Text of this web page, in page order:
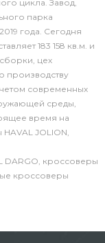
цикла. Завод,
парка
года. Сегодня
183 158 кв.м. и
цех
производству
современных
среды,
время на
JOLION,
DARGO, кроссоверы
кроссоверы